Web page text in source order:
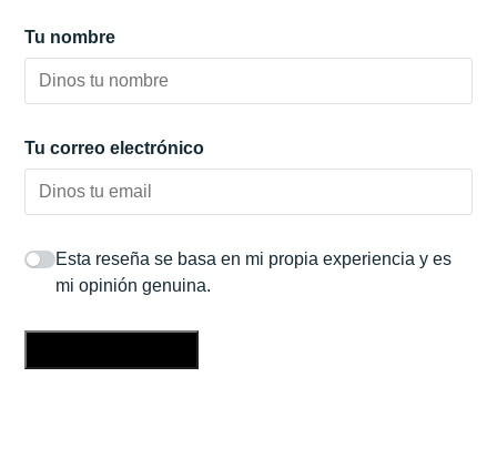
Tu nombre
Tu correo electrónico
Esta reseña se basa en mi propia experiencia y es
mi opinión genuina.